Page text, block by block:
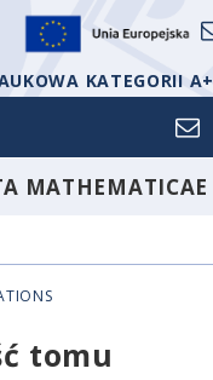
KATEGORII A+
MATHEMATICAE
tomu